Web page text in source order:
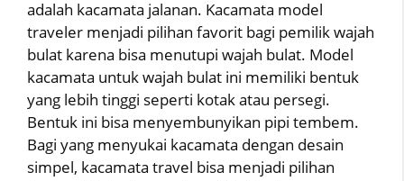
adalah kacamata jalanan. Kacamata model
traveler menjadi pilihan favorit bagi pemilik wajah
bulat karena bisa menutupi wajah bulat. Model
kacamata untuk wajah bulat ini memiliki bentuk
yang lebih tinggi seperti kotak atau persegi.
Bentuk ini bisa menyembunyikan pipi tembem.
Bagi yang menyukai kacamata dengan desain
simpel, kacamata travel bisa menjadi pilihan